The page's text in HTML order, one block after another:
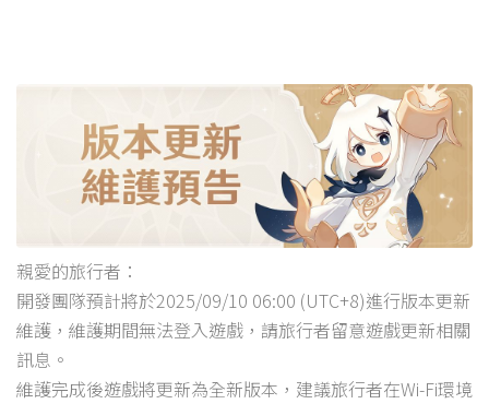
親愛的旅行者：
開發團隊預計將於2025/09/10 06:00 (UTC+8)進行版本更新
維護，維護期間無法登入遊戲，請旅行者留意遊戲更新相關
訊息。
維護完成後遊戲將更新為全新版本，建議旅行者在Wi-Fi環境